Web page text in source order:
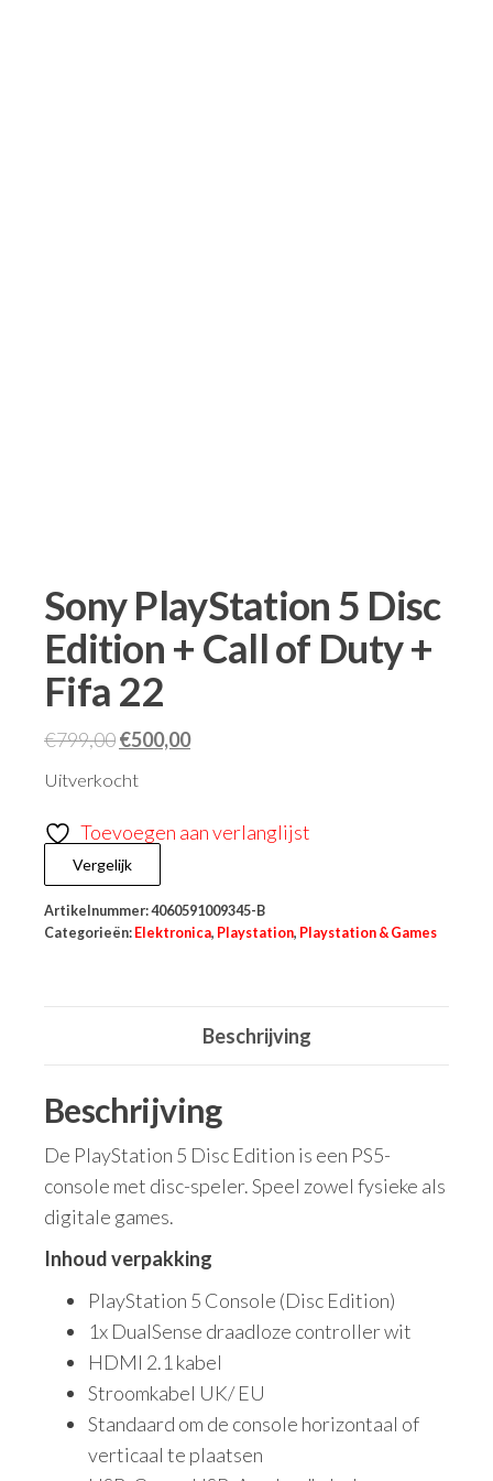
Sony PlayStation 5 Disc
Edition + Call of Duty +
Fifa 22
€799,00€500,00
Uitverkocht
Toevoegen aan verlanglijst
Vergelijk
Artikelnummer:4060591009345-B
Categorieën: Elektronica, Playstation, Playstation & Games
Beschrijving
Beschrijving
De PlayStation 5 Disc Edition is een PS5-
console met disc-speler. Speel zowel fysieke als
digitale games.
Inhoud verpakking
PlayStation 5 Console (Disc Edition)
1x DualSense draadloze controller wit
HDMI 2.1 kabel
Stroomkabel UK/ EU
Standaard om de console horizontaal of
verticaal te plaatsen